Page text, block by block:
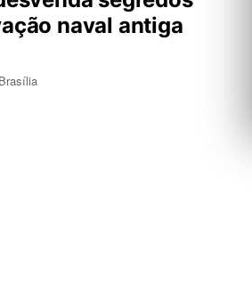
naval antiga